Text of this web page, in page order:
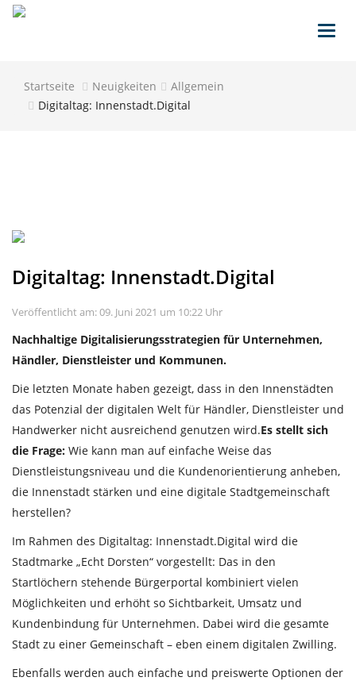
Startseite Neuigkeiten
Allgemein
Digitaltag: Innenstadt.Digital
Digitaltag: Innenstadt.Digital
Veröffentlicht am: 09. Juni 2021 um 10:22 Uhr
Nachhaltige Digitalisierungsstrategien für Unternehmen,
Händler, Dienstleister und Kommunen.
Die letzten Monate haben gezeigt, dass in den Innenstädten
das Potenzial der digitalen Welt für Händler, Dienstleister und
Handwerker nicht ausreichend genutzen wird.Es stellt sich
die Frage: Wie kann man auf einfache Weise das
Dienstleistungsniveau und die Kundenorientierung anheben,
die Innenstadt stärken und eine digitale Stadtgemeinschaft
herstellen?
Im Rahmen des Digitaltag: Innenstadt.Digital wird die
Stadtmarke „Echt Dorsten“ vorgestellt: Das in den
Startlöchern stehende Bürgerportal kombiniert vielen
Möglichkeiten und erhöht so Sichtbarkeit, Umsatz und
Kundenbindung für Unternehmen. Dabei wird die gesamte
Stadt zu einer Gemeinschaft – eben einem digitalen Zwilling.
Ebenfalls werden auch einfache und preiswerte Optionen der